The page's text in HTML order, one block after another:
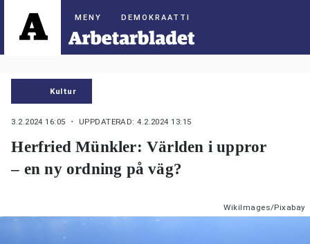
DEMOKRAATTI
Kultur
3.2.2024 16:05 ・ UPPDATERAD: 4.2.2024 13:15
Herfried Münkler: Världen i uppror
– en ny ordning på väg?
WikiImages/Pixabay